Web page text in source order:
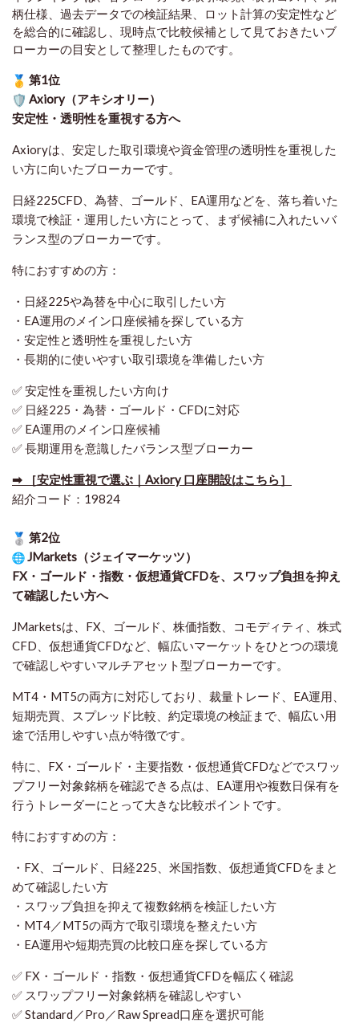
柄仕様、過去データでの検証結果、ロット計算の安定性など
を総合的に確認し、現時点で比較候補として見ておきたいブ
ローカーの目安として整理したものです。
第1位
Axiory（アキシオリー）
安定性・透明性を重視する方へ
Axioryは、安定した取引環境や資金管理の透明性を重視した
い方に向いたブローカーです。
日経225CFD、為替、ゴールド、EA運用などを、落ち着いた
環境で検証・運用したい方にとって、まず候補に入れたいバ
ランス型のブローカーです。
特におすすめの方：
・日経225や為替を中心に取引したい方
・EA運用のメイン口座候補を探している方
・安定性と透明性を重視したい方
・長期的に使いやすい取引環境を準備したい方
✅ 安定性を重視したい方向け
✅ 日経225・為替・ゴールド・CFDに対応
✅ EA運用のメイン口座候補
✅ 長期運用を意識したバランス型ブローカー
➡ ［安定性重視で選ぶ｜Axiory 口座開設はこちら］
紹介コード：19824
第2位
JMarkets（ジェイマーケッツ）
FX・ゴールド・指数・仮想通貨CFDを、スワップ負担を抑え
て確認したい方へ
JMarketsは、FX、ゴールド、株価指数、コモディティ、株式
CFD、仮想通貨CFDなど、幅広いマーケットをひとつの環境
で確認しやすいマルチアセット型ブローカーです。
MT4・MT5の両方に対応しており、裁量トレード、EA運用、
短期売買、スプレッド比較、約定環境の検証まで、幅広い用
途で活用しやすい点が特徴です。
特に、FX・ゴールド・主要指数・仮想通貨CFDなどでスワッ
プフリー対象銘柄を確認できる点は、EA運用や複数日保有を
行うトレーダーにとって大きな比較ポイントです。
特におすすめの方：
・FX、ゴールド、日経225、米国指数、仮想通貨CFDをまと
めて確認したい方
・スワップ負担を抑えて複数銘柄を検証したい方
・MT4／MT5の両方で取引環境を整えたい方
・EA運用や短期売買の比較口座を探している方
✅ FX・ゴールド・指数・仮想通貨CFDを幅広く確認
✅ スワップフリー対象銘柄を確認しやすい
✅ Standard／Pro／Raw Spread口座を選択可能